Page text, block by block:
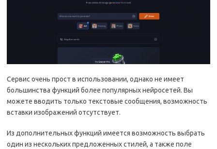
Сервис очень прост в использовании, однако не имеет
большинства функций более популярных нейросетей. Вы
можете вводить только текстовые сообщения, возможность
вставки изображений отсутствует.
Из дополнительных функций имеется возможность выбрать
один из нескольких предложенных стилей, а также поле